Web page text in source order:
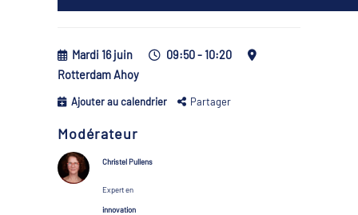
Mardi 16 juin
09:50 - 10:20
Rotterdam Ahoy
Ajouter au calendrier Partager
Modérateur
Christel Pullens
Expert en
innovation